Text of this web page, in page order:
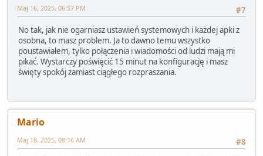
#7
Maj 16, 2025, 06:57 PM
No tak, jak nie ogarniasz ustawień systemowych i każdej apki z
osobna, to masz problem. Ja to dawno temu wszystko
poustawiałem, tylko połączenia i wiadomości od ludzi mają mi
pikać. Wystarczy poświęcić 15 minut na konfigurację i masz
święty spokój zamiast ciągłego rozpraszania.
Mario
#8
Maj 18, 2025, 08:16 AM